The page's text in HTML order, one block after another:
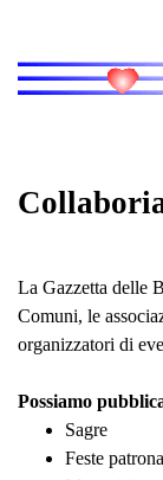
La Gazzetta delle
Comuni, le
organizzatori di
Possiamo
Sagre
Feste